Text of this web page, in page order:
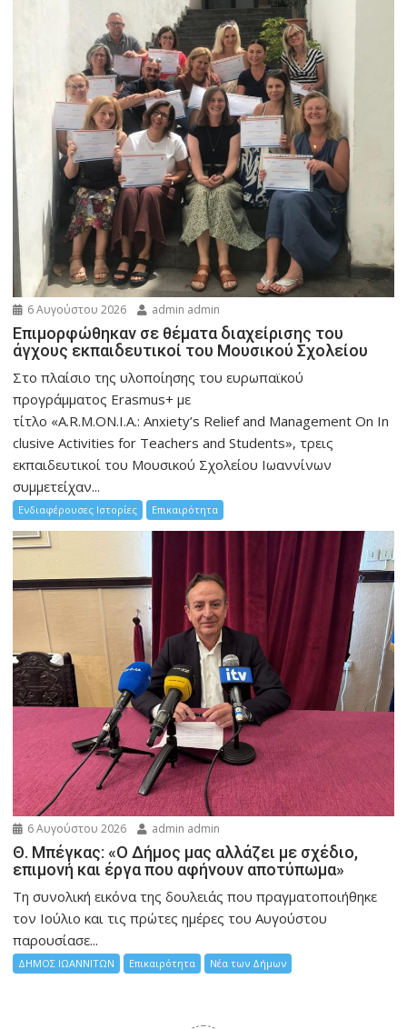
6 Αυγούστου 2026 admin admin
Eπιμορφώθηκαν σε θέματα διαχείρισης του
άγχους εκπαιδευτικοί του Μουσικού Σχολείου
Στο πλαίσιο της υλοποίησης του ευρωπαϊκού
προγράμματος Erasmus+ με
τίτλο «A.R.M.ON.I.A.: Anxiety’s Relief and Management On In
clusive Activities for Teachers and Students», τρεις
εκπαιδευτικοί του Μουσικού Σχολείου Ιωαννίνων
συμμετείχαν...
Ενδιαφέρουσες Ιστορίες Επικαιρότητα
6 Αυγούστου 2026 admin admin
Θ. Μπέγκας: «Ο Δήμος μας αλλάζει με σχέδιο,
επιμονή και έργα που αφήνουν αποτύπωμα»
Τη συνολική εικόνα της δουλειάς που πραγματοποιήθηκε
τον Ιούλιο και τις πρώτες ημέρες του Αυγούστου
παρουσίασε...
ΔΗΜΟΣ ΙΩΑΝΝΙΤΩΝ Επικαιρότητα Νέα των Δήμων